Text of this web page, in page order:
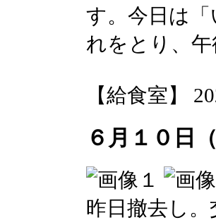
す。今日は
れをとり、
【給食室】
６月１０日
昨日撤去し